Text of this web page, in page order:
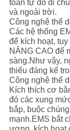
toàn tự do di
và ngoài trời.
Công nghệ thể
Các hệ thống
để kích hoạt,
NÂNG CAO để
sàng.Như vậy,
thiểu đáng kể
Công nghệ thể
Kích thích cơ
đó các xung
bắp, buộc
mạnh.EMS bắt